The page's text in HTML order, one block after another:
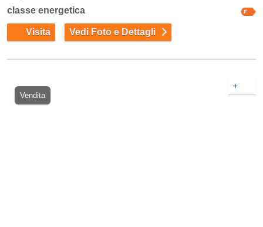
classe energetica
Visita Vedi Foto e Dettagli
Vendita
+